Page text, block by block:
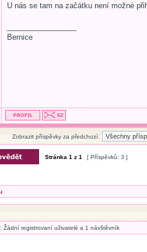
U nás se tam na začátku není možné
Bernice
Zobrazit příspěvky za předchozí:
Stránka1 z1 [ Příspěvků: 3 ]
Žádní registrovaní uživatelé a 1 návštěvník